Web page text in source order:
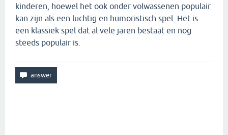
kinderen, hoewel het ook onder volwassenen populair
kan zijn als een luchtig en humoristisch spel. Het is
een klassiek spel dat al vele jaren bestaat en nog
steeds populair is.